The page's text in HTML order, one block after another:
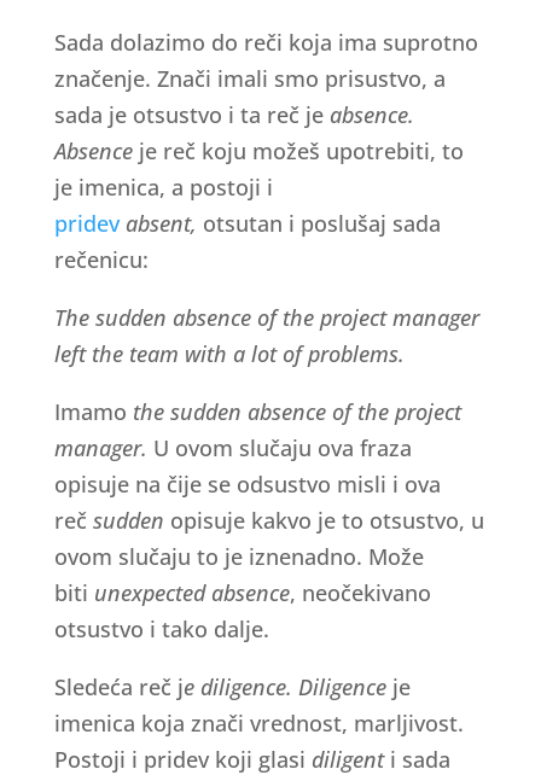
Sada dolazimo do reči koja ima suprotno
značenje. Znači imali smo prisustvo, a
sada je otsustvo i ta reč je absence.
Absence je reč koju možeš upotrebiti, to
je imenica, a postoji i
pridev absent, otsutan i poslušaj sada
rečenicu:
The sudden absence of the project manager
left the team with a lot of problems.
Imamo the sudden absence of the project
manager. U ovom slučaju ova fraza
opisuje na čije se odsustvo misli i ova
reč sudden opisuje kakvo je to otsustvo, u
ovom slučaju to je iznenadno. Može
biti unexpected absence, neočekivano
otsustvo i tako dalje.
Sledeća reč je diligence. Diligenceje
imenica koja znači vrednost, marljivost.
Postoji i pridev koji glasi diligenti sada